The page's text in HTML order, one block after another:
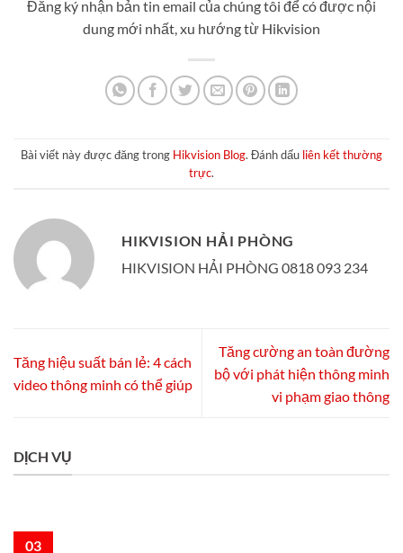
Đăng ký nhận bản tin email của chúng tôi để có được nội
dung mới nhất, xu hướng từ Hikvision
Bài viết này được đăng trong Hikvision Blog. Đánh dấu liên kết thường
trực.
HIKVISION HẢI PHÒNG
HIKVISION HẢI PHÒNG 0818 093 234
Tăng hiệu suất bán lẻ: 4 cách
video thông minh có thể giúp
Tăng cường an toàn đường
bộ với phát hiện thông minh
vi phạm giao thông
DỊCH VỤ
03